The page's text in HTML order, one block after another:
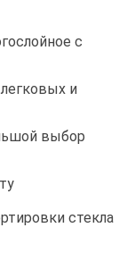
с
и
выбор
стекла